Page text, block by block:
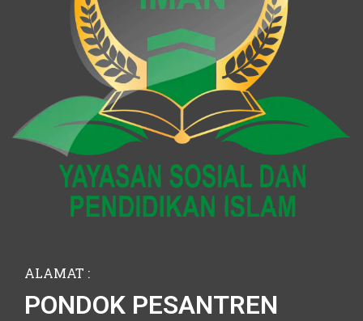
ALAMAT :
PONDOK PESANTREN